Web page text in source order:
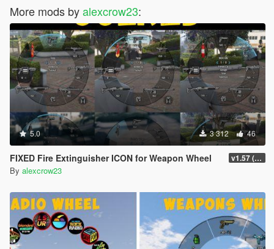
More mods byalexcrow23:
5.0 3 312 46
FIXED Fire Extinguisher ICON for Weapon Wheel v1.57 (Build 2372)_a
By alexcrow23